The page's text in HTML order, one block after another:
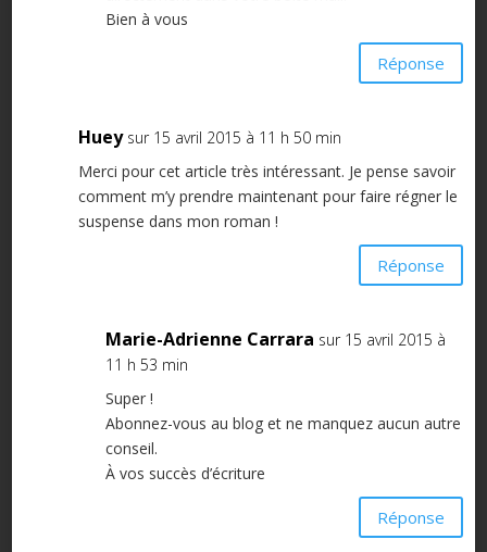
Bien à vous
Réponse
Huey sur 15 avril 2015 à 11 h 50 min
Merci pour cet article très intéressant. Je pense savoir
comment m’y prendre maintenant pour faire régner le
suspense dans mon roman !
Réponse
Marie-Adrienne Carrara sur 15 avril 2015 à
11 h 53 min
Super !
Abonnez-vous au blog et ne manquez aucun autre
conseil.
À vos succès d’écriture
Réponse